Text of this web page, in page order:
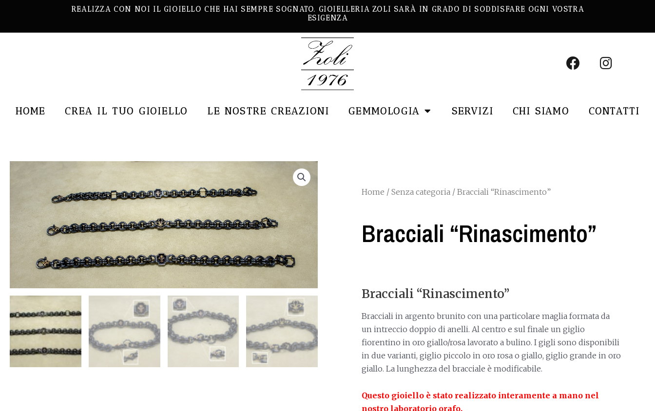
REALIZZA CON NOI IL GIOIELLO CHE HAI SEMPRE SOGNATO. GIOIELLERIA ZOLI SARÀ IN GRADO DI SODDISFARE OGNI VOSTRA
ESIGENZA
HOME CREA IL TUO GIOIELLO LE NOSTRE CREAZIONI GEMMOLOGIA SERVIZI CHI SIAMO CONTATTI
Home / Senza categoria / Bracciali “Rinascimento”
Bracciali “Rinascimento”
Bracciali “Rinascimento”
Bracciali in argento brunito con una particolare maglia formata da
un intreccio doppio di anelli. Al centro e sul finale un giglio
fiorentino in oro giallo/rosa lavorato a bulino. I gigli sono disponibili
in due varianti, giglio piccolo in oro rosa o giallo, giglio grande in oro
giallo. La lunghezza del bracciale è modificabile.
Questo gioiello è stato realizzato interamente a mano nel
nostro laboratorio orafo.